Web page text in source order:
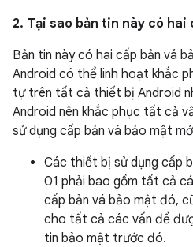
2. Tại sao bản tin này có hai
Bản tin này có hai cấp bản vá
Android có thể linh hoạt khắc
tự trên tất cả thiết bị Android
Android nên khắc phục tất cả
sử dụng cấp bản vá bảo mật
Các thiết bị sử dụng cấp
01 phải bao gồm tất cả
cấp bản vá bảo mật đó,
cho tất cả các vấn đề
tin bảo mật trước đó.